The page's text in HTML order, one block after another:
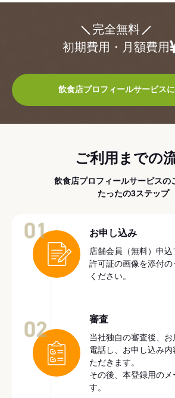
完全無料
初期費用・月額費用
飲食店プロフィールサービス
ご利用までの
飲食店プロフィールサービスの
たったの3ステップ
お申し込み
店舗会員（無料）申
許可証の画像を添付
ください。
審査
当社独自の審査後、
電話し、お申し込み
ただきます。
その後、本登録用のメ
す。